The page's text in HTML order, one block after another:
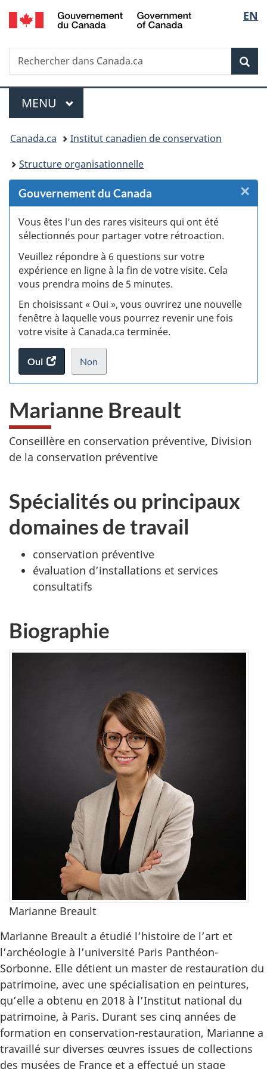
Passer
au
des
Passer
au
principal
Passer
à
Au
du
Passer
à
version
simplifiée
de
la
EN
Recherche
Rechercher
dans
Menu
MENU PRINCIPAL
Vous
êtes
ici :
Canada.ca
Institut canadien de conservation
Structure organisationnelle
Gouvernement du Canada
Vous êtes l’un des rares visiteurs qui ont été
sélectionnés pour partager votre rétroaction.
Veuillez répondre à 6 questions sur votre
expérience en ligne à la fin de votre visite. Cela
vous prendra moins de 5 minutes.
En choisissant « Oui », vous ouvrirez une nouvelle
fenêtre à laquelle vous pourrez revenir une fois
votre visite à Canada.ca terminée.
Oui
accéder
au
Non
je
pas
au
sondage
web,
.
×
Marianne Breault
Conseillère en conservation préventive, Division
de la conservation préventive
Spécialités ou principaux
domaines de travail
conservation préventive
évaluation d’installations et services
consultatifs
Biographie
Marianne Breault
Marianne Breault a étudié l’histoire de l’art et
l’archéologie à l’université Paris Panthéon-
Sorbonne. Elle détient un master de restauration du
patrimoine, avec une spécialisation en peintures,
qu’elle a obtenu en 2018 à l’Institut national du
patrimoine, à Paris. Durant ses cinq années de
formation en conservation-restauration, Marianne a
travaillé sur diverses œuvres issues de collections
des musées de France et a effectué un stage